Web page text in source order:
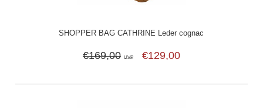
SHOPPER BAG CATHRINE Leder cognac
€169,00 UVP €129,00